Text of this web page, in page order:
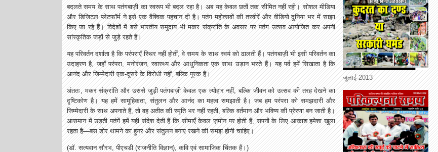
बदलते समय के साथ पतंगबाज़ी का स्वरूप भी बदल रहा है। अब यह केवल छतों तक सीमित नहीं रही। सोशल मीडिया
और डिजिटल प्लेटफॉर्म ने इसे एक वैश्विक पहचान दी है। पतंग महोत्सवों की तस्वीरें और वीडियो दुनिया भर में साझा
किए जा रहे हैं। विदेशों में बसे भारतीय समुदाय भी मकर संक्रांति के अवसर पर पतंग उत्सव आयोजित कर अपनी
सांस्कृतिक जड़ों से जुड़े रहते हैं।
यह परिवर्तन दर्शाता है कि परंपराएँ स्थिर नहीं होतीं, वे समय के साथ स्वयं को ढालती हैं। पतंगबाज़ी भी इसी परिवर्तन का
उदाहरण है, जहाँ परंपरा, मनोरंजन, स्वास्थ्य और आधुनिकता एक साथ उड़ान भरते हैं। यह पर्व हमें सिखाता है कि
आनंद और जिम्मेदारी एक-दूसरे के विरोधी नहीं, बल्कि पूरक हैं।
अंततः, मकर संक्रांति और उससे जुड़ी पतंगबाज़ी केवल एक त्योहार नहीं, बल्कि जीवन को उत्सव की तरह देखने का
दृष्टिकोण है। यह हमें सामूहिकता, संतुलन और आनंद का महत्व समझाती है। जब हम परंपरा को समझदारी और
जिम्मेदारी के साथ अपनाते हैं, तो वह अतीत की स्मृति भर नहीं रहती, बल्कि वर्तमान और भविष्य की प्रेरणा बन जाती है।
आसमान में उड़ती पतंगें हमें यही संदेश देती हैं कि सीमाएँ केवल ज़मीन पर होती हैं, सपनों के लिए आकाश हमेशा खुला
रहता है—बस डोर थामने का हुनर और संतुलन बनाए रखने की समझ होनी चाहिए।
(डॉ. सत्यवान सौरभ, पीएचडी (राजनीति विज्ञान), कवि एवं सामाजिक चिंतक हैं।)
जुलाई-2013